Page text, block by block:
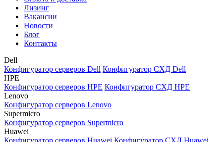
Лизинг
Вакансии
Новости
Блог
Контакты
Dell
Конфигуратор серверов Dell Конфигуратор СХД Dell
HPE
Конфигуратор серверов HPE Конфигуратор СХД HPE
Lenovo
Конфигуратор серверов Lenovo
Supermicro
Конфигуратор серверов Supermicro
Huawei
Конфигуратор серверов Huawei Конфигуратор СХД Huawei